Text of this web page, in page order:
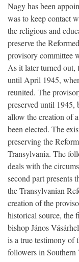
Nagy has been
was to keep contact
the religious and
preserve the
provisory committee
As it later turned out,
until April 1945,
reunited. The
preserved until 1945,
allow the creation of
been elected. The
preserving the
Transylvania. The
deals with the
second part presents
the Transylvanian
creation of the
historical source, the
bishop János
is a true testimony of
followers in